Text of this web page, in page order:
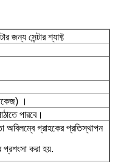
জন্য সেন্টার শ্যাফ্ট
।
পারবে।
অবিলম্বে গ্রাহকের প্রতিস্থাপন
করা হয়.